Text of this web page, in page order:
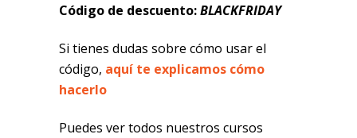
Código de descuento:BLACKFRIDAY
Si tienes dudas sobre cómo usar el
código, aquí te explicamos cómo
hacerlo
Puedes ver todos nuestros cursos